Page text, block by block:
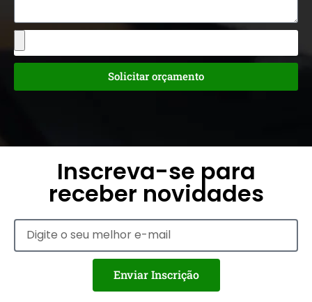
Solicitar orçamento
Inscreva-se para
receber novidades
Enviar Inscrição